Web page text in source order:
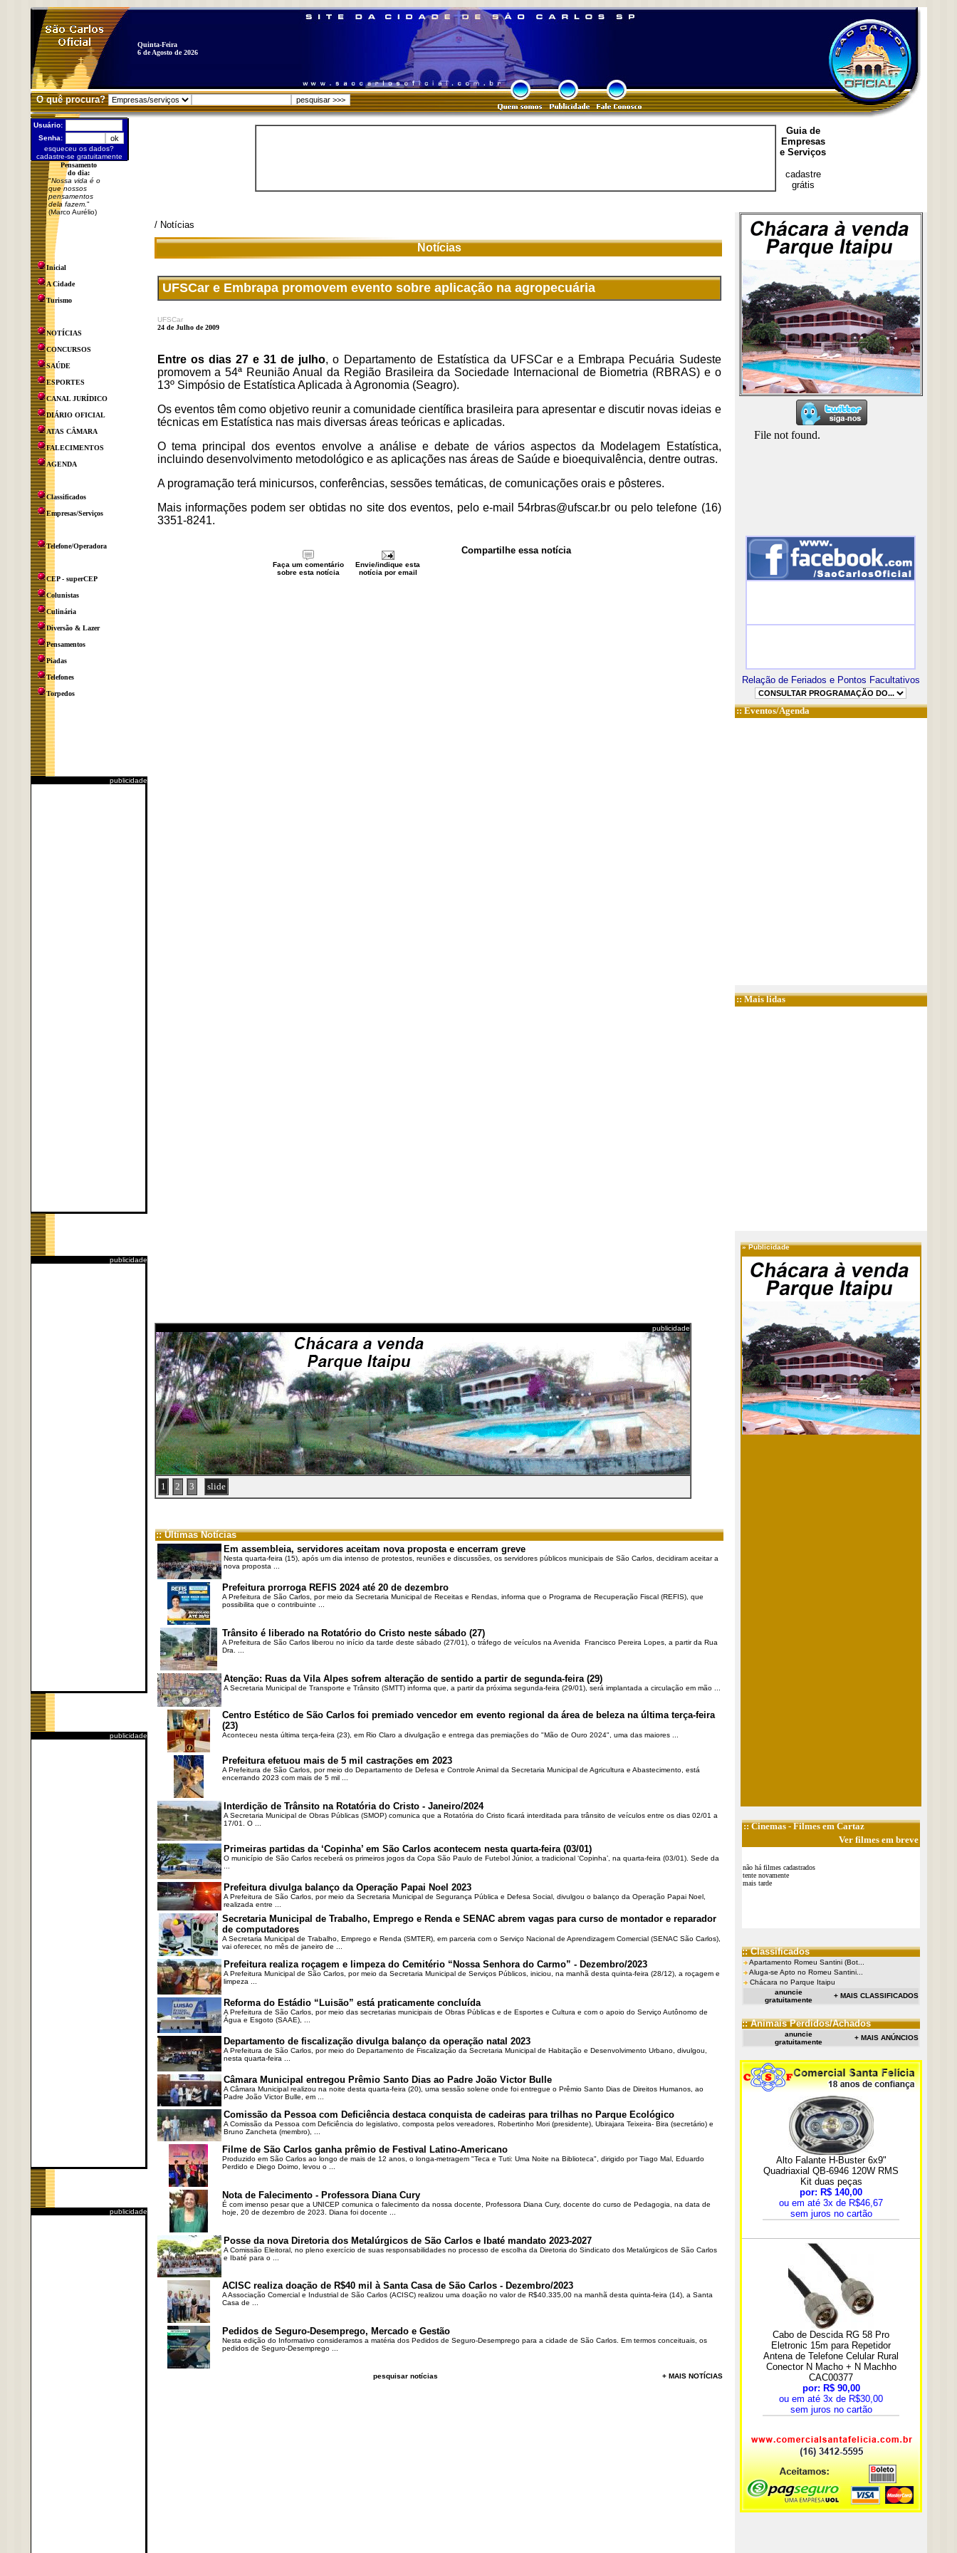
Quinta-Feira
6 de Agosto de 2026
O quê procura?
Usuário:
Senha:
esqueceu os dados?
cadastre-se gratuitamente
Pensamento
do dia:
"Nossa vida é o
que nossos
pensamentos
dela fazem. "
(Marco Aurélio)
Inicial
A Cidade
Turismo
NOTÍCIAS
CONCURSOS
SAÚDE
ESPORTES
CANAL JURÍDICO
DIÁRIO OFICIAL
ATAS CÂMARA
FALECIMENTOS
AGENDA
Classificados
Empresas/Serviços
Telefone/Operadora
CEP - superCEP
Colunistas
Culinária
Diversão & Lazer
Pensamentos
Piadas
Telefones
Torpedos
publicidade
publicidade
publicidade
publicidade
Guia de
Empresas
e Serviços
cadastre
grátis
/ Notícias
Notícias
UFSCar e Embrapa promovem evento sobre aplicação na agropecuária
UFSCar
24 de Julho de 2009
Entre os dias 27 e 31 de julho, o Departamento de Estatística da UFSCar e a Embrapa Pecuária Sudeste
promovem a 54ª Reunião Anual da Região Brasileira da Sociedade Internacional de Biometria (RBRAS) e o
13º Simpósio de Estatística Aplicada à Agronomia (Seagro).
Os eventos têm como objetivo reunir a comunidade científica brasileira para apresentar e discutir novas ideias e
técnicas em Estatística nas mais diversas áreas teóricas e aplicadas.
O tema principal dos eventos envolve a análise e debate de vários aspectos da Modelagem Estatística,
incluindo desenvolvimento metodológico e as aplicações nas áreas de Saúde e bioequivalência, dentre outras.
A programação terá minicursos, conferências, sessões temáticas, de comunicações orais e pôsteres.
Mais informações podem ser obtidas no site dos eventos, pelo e-mail 54rbras@ufscar.br ou pelo telefone (16)
3351-8241.
Compartilhe essa notícia
Faça um comentário
sobre esta notícia
Envie/indique esta
notícia por email
publicidade
1 2 3 slide
:: Últimas Notícias
Em assembleia, servidores aceitam nova proposta e encerram greve
Nesta quarta-feira (15), após um dia intenso de protestos, reuniões e discussões, os servidores públicos municipais de São Carlos, decidiram aceitar a
nova proposta ...
Prefeitura prorroga REFIS 2024 até 20 de dezembro
A Prefeitura de São Carlos, por meio da Secretaria Municipal de Receitas e Rendas, informa que o Programa de Recuperação Fiscal (REFIS), que
possibilita que o contribuinte ...
Trânsito é liberado na Rotatório do Cristo neste sábado (27)
A Prefeitura de São Carlos liberou no início da tarde deste sábado (27/01), o tráfego de veículos na Avenida Francisco Pereira Lopes, a partir da Rua
Dra. ...
Atenção: Ruas da Vila Alpes sofrem alteração de sentido a partir de segunda-feira (29)
A Secretaria Municipal de Transporte e Trânsito (SMTT) informa que, a partir da próxima segunda-feira (29/01), será implantada a circulação em mão ...
Centro Estético de São Carlos foi premiado vencedor em evento regional da área de beleza na última terça-feira
(23)
Aconteceu nesta última terça-feira (23), em Rio Claro a divulgação e entrega das premiações do "Mão de Ouro 2024", uma das maiores ...
Prefeitura efetuou mais de 5 mil castrações em 2023
A Prefeitura de São Carlos, por meio do Departamento de Defesa e Controle Animal da Secretaria Municipal de Agricultura e Abastecimento, está
encerrando 2023 com mais de 5 mil ...
Interdição de Trânsito na Rotatória do Cristo - Janeiro/2024
A Secretaria Municipal de Obras Públicas (SMOP) comunica que a Rotatória do Cristo ficará interditada para trânsito de veículos entre os dias 02/01 a
17/01. O ...
Primeiras partidas da ‘Copinha’ em São Carlos acontecem nesta quarta-feira (03/01)
O município de São Carlos receberá os primeiros jogos da Copa São Paulo de Futebol Júnior, a tradicional ‘Copinha’, na quarta-feira (03/01). Sede da
Prefeitura divulga balanço da Operação Papai Noel 2023
A Prefeitura de São Carlos, por meio da Secretaria Municipal de Segurança Pública e Defesa Social, divulgou o balanço da Operação Papai Noel,
realizada entre ...
Secretaria Municipal de Trabalho, Emprego e Renda e SENAC abrem vagas para curso de montador e reparador
de computadores
A Secretaria Municipal de Trabalho, Emprego e Renda (SMTER), em parceria com o Serviço Nacional de Aprendizagem Comercial (SENAC São Carlos),
vai oferecer, no mês de janeiro de ...
Prefeitura realiza roçagem e limpeza do Cemitério “Nossa Senhora do Carmo” - Dezembro/2023
A Prefeitura Municipal de São Carlos, por meio da Secretaria Municipal de Serviços Públicos, iniciou, na manhã desta quinta-feira (28/12), a roçagem e
limpeza ...
Reforma do Estádio “Luisão” está praticamente concluída
A Prefeitura de São Carlos, por meio das secretarias municipais de Obras Públicas e de Esportes e Cultura e com o apoio do Serviço Autônomo de
Água e Esgoto (SAAE), ...
Departamento de fiscalização divulga balanço da operação natal 2023
A Prefeitura de São Carlos, por meio do Departamento de Fiscalização da Secretaria Municipal de Habitação e Desenvolvimento Urbano, divulgou,
nesta quarta-feira ...
Câmara Municipal entregou Prêmio Santo Dias ao Padre João Victor Bulle
A Câmara Municipal realizou na noite desta quarta-feira (20), uma sessão solene onde foi entregue o Prêmio Santo Dias de Direitos Humanos, ao
Padre João Victor Bulle, em ...
Comissão da Pessoa com Deficiência destaca conquista de cadeiras para trilhas no Parque Ecológico
A Comissão da Pessoa com Deficiência do legislativo, composta pelos vereadores, Robertinho Mori (presidente), Ubirajara Teixeira- Bira (secretário) e
Bruno Zancheta (membro), ...
Filme de São Carlos ganha prêmio de Festival Latino-Americano
Produzido em São Carlos ao longo de mais de 12 anos, o longa-metragem "Teca e Tuti: Uma Noite na Biblioteca", dirigido por Tiago Mal, Eduardo
Perdido e Diego Doimo, levou o ...
Nota de Falecimento - Professora Diana Cury
É com imenso pesar que a UNICEP comunica o falecimento da nossa docente, Professora Diana Cury, docente do curso de Pedagogia, na data de
hoje, 20 de dezembro de 2023. Diana foi docente ...
Posse da nova Diretoria dos Metalúrgicos de São Carlos e Ibaté mandato 2023-2027
A Comissão Eleitoral, no pleno exercício de suas responsabilidades no processo de escolha da Diretoria do Sindicato dos Metalúrgicos de São Carlos
e Ibaté para o ...
ACISC realiza doação de R$40 mil à Santa Casa de São Carlos - Dezembro/2023
A Associação Comercial e Industrial de São Carlos (ACISC) realizou uma doação no valor de R$40.335,00 na manhã desta quinta-feira (14), a Santa
Casa de ...
Pedidos de Seguro-Desemprego, Mercado e Gestão
Nesta edição do Informativo consideramos a matéria dos Pedidos de Seguro-Desemprego para a cidade de São Carlos. Em termos conceituais, os
pedidos de Seguro-Desemprego ...
pesquisar notícias + MAIS NOTÍCIAS
Relação de Feriados e Pontos Facultativos
::Eventos/Agenda
:: Mais lidas
»Publicidade
::Cinemas- Filmes em Cartaz
Ver filmes em breve
não há filmes cadastrados
tente novamente
mais tarde
:: Classificados
Apartamento Romeu Santini (Bot...
Aluga-se Apto no Romeu Santini...
Chácara no Parque Itaipu
anuncie
gratuitamente
+ MAIS CLASSIFICADOS
:: Animais Perdidos/Achados
anuncie
gratuitamente
+ MAIS ANÚNCIOS